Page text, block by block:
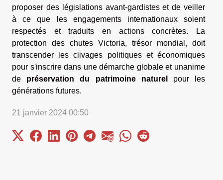
proposer des législations avant-gardistes et de veiller
à ce que les engagements internationaux soient
respectés et traduits en actions concrètes. La
protection des chutes Victoria, trésor mondial, doit
transcender les clivages politiques et économiques
pour s'inscrire dans une démarche globale et unanime
de préservation du patrimoine naturel
pour les
générations futures.
21 janvier 2024 00:50